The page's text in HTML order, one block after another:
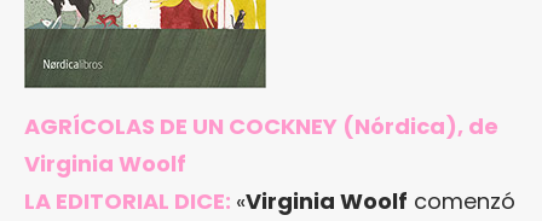
AGRÍCOLAS DE UN COCKNEY (Nórdica), de
Virginia Woolf
LA EDITORIAL DICE: «Virginia Woolf comenzó